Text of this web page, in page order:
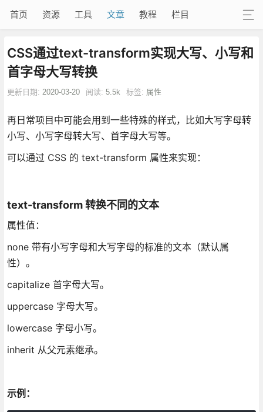
首页 资源 工具 文章 教程 栏目
CSS通过text-transform实现大写、小写和
首字母大写转换
更新日期: 2020-03-20 阅读: 5.5k 标签: 属性
再日常项目中可能会用到一些特殊的样式，比如大写字母转
小写、小写字母转大写、首字母大写等。
可以通过 CSS 的 text-transform 属性来实现：
text-transform 转换不同的文本
属性值：
none 带有小写字母和大写字母的标准的文本（默认属
性）。
capitalize 首字母大写。
uppercase 字母大写。
lowercase 字母小写。
inherit 从父元素继承。
示例：